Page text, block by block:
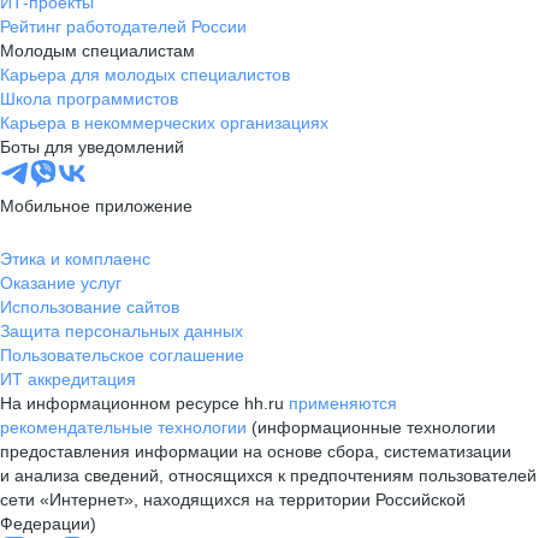
Рейтинг работодателей России
Молодым специалистам
Карьера для молодых специалистов
Школа программистов
Карьера в некоммерческих организациях
Боты для уведомлений
Мобильное приложение
Этика и комплаенс
Оказание услуг
Использование сайтов
Защита персональных данных
Пользовательское соглашение
ИТ аккредитация
На информационном ресурсе hh.ru применяются
рекомендательные технологии (информационные технологии
предоставления информации на основе сбора, систематизации
и анализа сведений, относящихся к предпочтениям пользователей
сети «Интернет», находящихся на территории Российской
Федерации)